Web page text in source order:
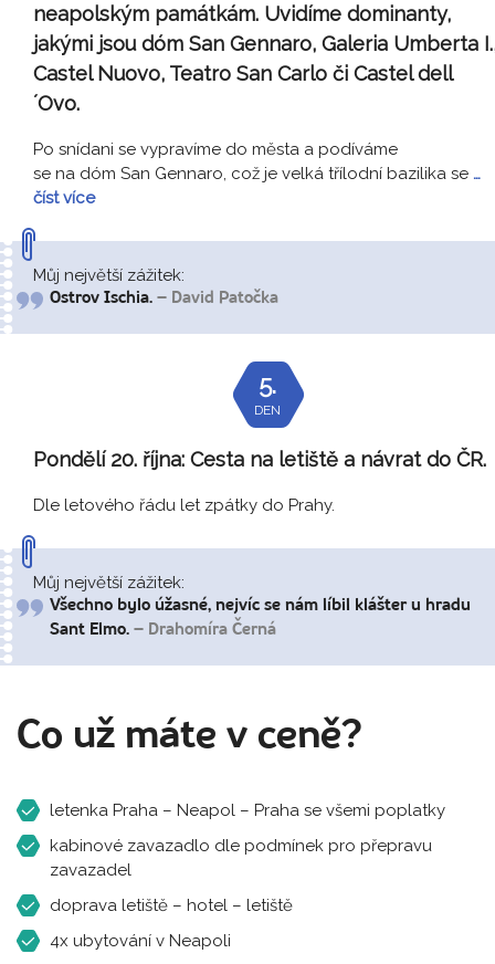
neapolským památkám. Uvidíme dominanty,
jakými jsou dóm San Gennaro, Galeria Umberta
Castel Nuovo, Teatro San Carlo či Castel dell
´Ovo.
Po snídani se vypravíme do města a podíváme
se na dóm San Gennaro, což je velká třílodní bazilika se …
číst více
Můj největší zážitek:
Ostrov Ischia. – David Patočka
5.
DEN
Pondělí 20. října: Cesta na letiště a návrat do ČR.
Dle letového řádu let zpátky do Prahy.
Můj největší zážitek:
Všechno bylo úžasné, nejvíc se nám líbil klášter u hradu
Sant Elmo. – Drahomíra Černá
Co už máte v ceně?
letenka Praha – Neapol – Praha se všemi poplatky
kabinové zavazadlo dle podmínek pro přepravu
zavazadel
doprava letiště – hotel – letiště
4x ubytování v Neapoli